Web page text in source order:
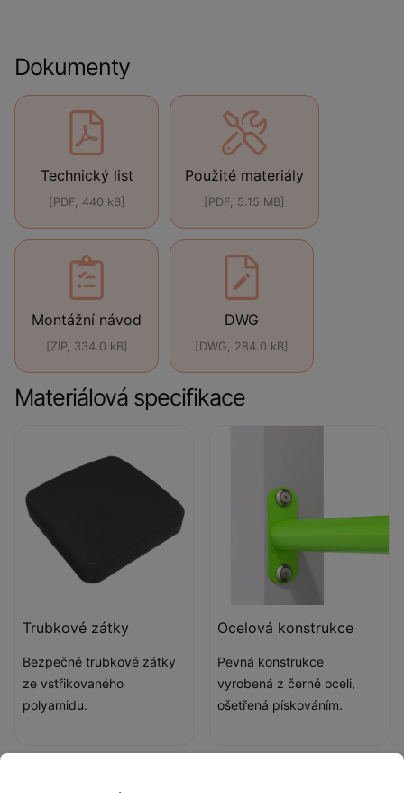
Dokumenty
Technický list
[PDF, 440 kB]
Použité materiály
[PDF, 5.15 MB]
Montážní návod
[ZIP, 334.0 kB]
DWG
[DWG, 284.0 kB]
Materiálová specifikace
Trubkové zátky
Bezpečné trubkové zátky
ze vstřikovaného
polyamidu.
Ocelová konstrukce
Pevná konstrukce
vyrobená z černé oceli,
ošetřená pískováním.